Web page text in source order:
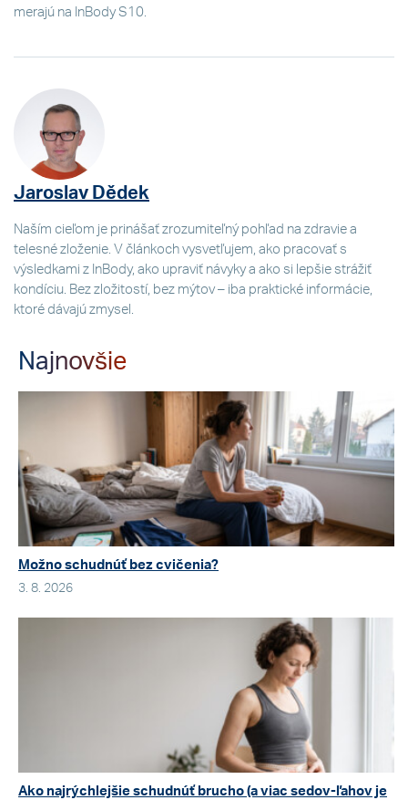
merajú na InBody S10.
Jaroslav Dědek
Naším cieľom je prinášať zrozumiteľný pohľad na zdravie a
telesné zloženie. V článkoch vysvetľujem, ako pracovať s
výsledkami z InBody, ako upraviť návyky a ako si lepšie strážiť
kondíciu. Bez zložitostí, bez mýtov – iba praktické informácie,
ktoré dávajú zmysel.
Najnovšie
Možno schudnúť bez cvičenia?
3. 8. 2026
Ako najrýchlejšie schudnúť brucho (a viac sedov-ľahov je